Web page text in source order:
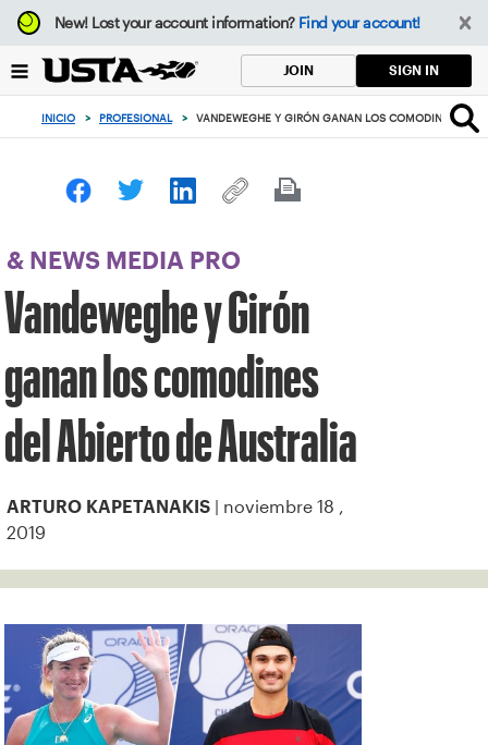
Enfoque
desde
botón
volver
principio
New!Lost your account information? Find your account!
JOIN SIGN IN
INICIO > PROFESIONAL > VANDEWEGHE Y GIRÓN GANAN LOS COMODINES DEL
& NEWS MEDIA PRO
Vandeweghe y Girón
ganan los comodines
del Abierto de Australia
ARTURO KAPETANAKIS
| noviembre 18 ,
2019